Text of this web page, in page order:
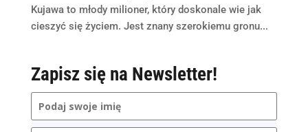
Kujawa to młody milioner, który doskonale wie jak
cieszyć się życiem. Jest znany szerokiemu gronu...
Zapisz się na Newsletter!